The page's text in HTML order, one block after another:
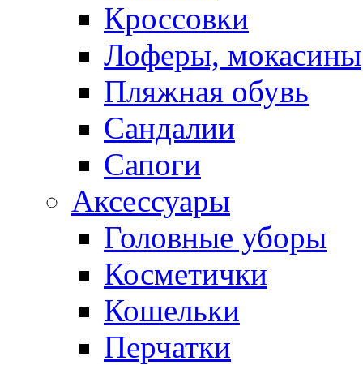
Кроссовки
Лоферы, мокасины
Пляжная обувь
Сандалии
Сапоги
Аксессуары
Головные уборы
Косметички
Кошельки
Перчатки